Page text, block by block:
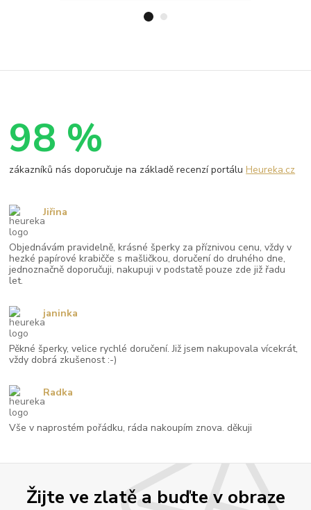
Žijte ve zlatě a buďte v obraze
98 %
zákazníků nás doporučuje na základě recenzí portáluHeureka.cz
Objednávám pravidelně, krásné šperky za příznivou cenu, vždy v
hezké papírové krabičče s mašličkou, doručení do druhého dne,
jednoznačně doporučuji, nakupuji v podstatě pouze zde již řadu
let.
Jiřina
Pěkné šperky, velice rychlé doručení. Již jsem nakupovala vícekrát,
vždy dobrá zkušenost :-)
janinka
Vše v naprostém pořádku, ráda nakoupím znova. děkuji
Radka